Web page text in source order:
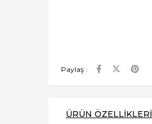
Paylaş :
ÜRÜN ÖZELLIKLERI